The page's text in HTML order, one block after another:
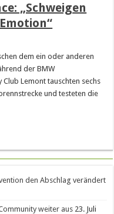
„Schweigen
dem ein oder anderen
der BMW
Lemont tauschten sechs
und testeten die
den Abschlag verändert
weiter aus 23. Juli